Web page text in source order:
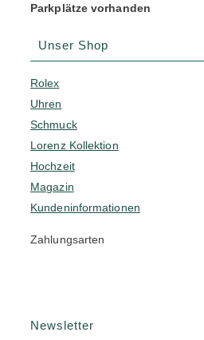
Parkplätze vorhanden
Unser Shop
Rolex
Uhren
Schmuck
Lorenz Kollektion
Hochzeit
Magazin
Kundeninformationen
Zahlungsarten
Newsletter